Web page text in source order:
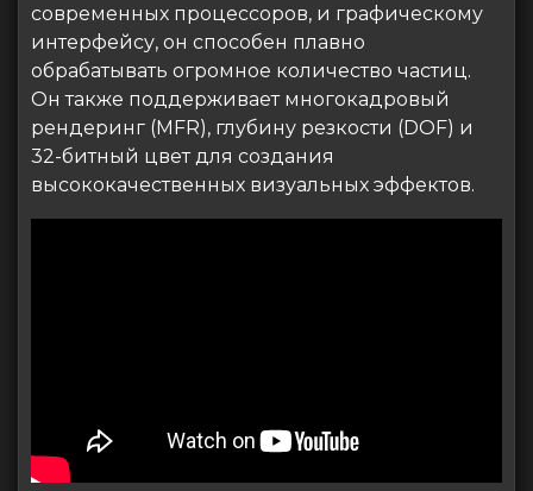
современных процессоров, и графическому
интерфейсу, он способен плавно
обрабатывать огромное количество частиц.
Он также поддерживает многокадровый
рендеринг (MFR), глубину резкости (DOF) и
32-битный цвет для создания
высококачественных визуальных эффектов.